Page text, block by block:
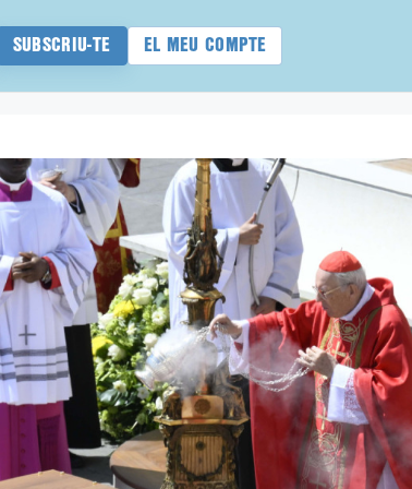
SUBSCRIU-TE EL MEU COMPTE